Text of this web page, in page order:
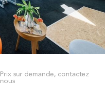
Prix sur demande, contactez
nous